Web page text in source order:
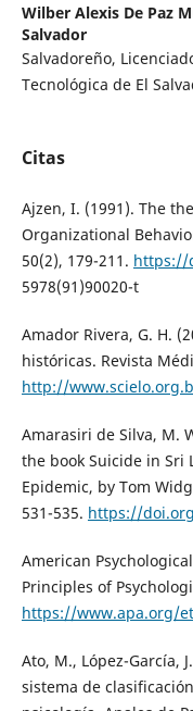
Wilber Alexis De Paz
Salvador
Salvadoreño,
Tecnológica de El
Citas
Ajzen, I. (1991). The
Organizational
50(2), 179-211. https://
5978(91)90020-t
Amador Rivera, G. H.
históricas. Revista
http://
Amarasiri de Silva, M.
the book Suicide in Sri
Epidemic, by Tom
531-535. https://
American
Principles of
https://www.apa.org/
Ato, M., López-García,
sistema de